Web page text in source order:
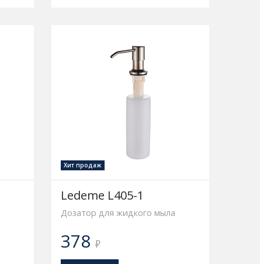
Хит продаж
Ledeme L405-1
Дозатор для жидкого мыла
378 ₽